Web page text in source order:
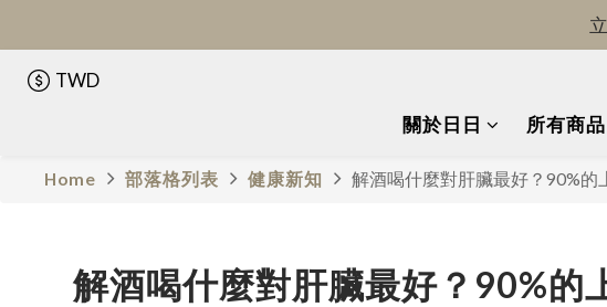
TWD
關於日日
所有商品
Home 部落格列表 健康新知 解酒喝什麼對肝臟最好？90%
解酒喝什麼對肝臟最好？90%的